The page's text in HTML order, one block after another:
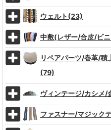
ウェルト(23)
中敷(レザー/合皮/ビ
リペアパーツ/巻革/
(79)
ヴィンテージ/カシメ/
ファスナー/マジック